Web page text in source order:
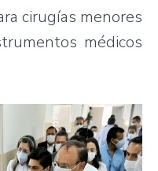
cirugías menores
médicos